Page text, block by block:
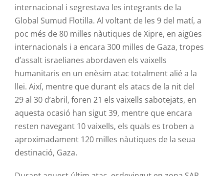
internacional i segrestava les integrants de la
Global Sumud Flotilla. Al voltant de les 9 del matí, a
poc més de 80 milles nàutiques de Xipre, en aigües
internacionals i a encara 300 milles de Gaza, tropes
d’assalt israelianes abordaven els vaixells
humanitaris en un enèsim atac totalment alié a la
llei. Així, mentre que durant els atacs de la nit del
29 al 30 d’abril, foren 21 els vaixells sabotejats, en
aquesta ocasió han sigut 39, mentre que encara
resten navegant 10 vaixells, els quals es troben a
aproximadament 120 milles nàutiques de la seua
destinació, Gaza.